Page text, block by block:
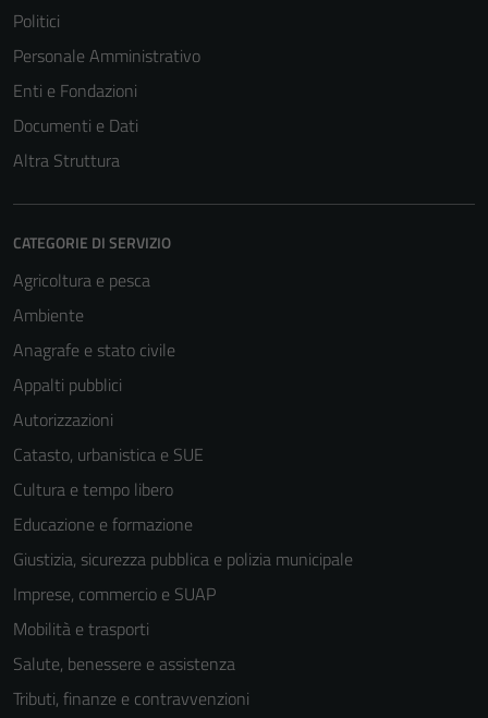
Politici
Personale Amministrativo
Enti e Fondazioni
Documenti e Dati
Altra Struttura
CATEGORIE DI SERVIZIO
Agricoltura e pesca
Ambiente
Anagrafe e stato civile
Appalti pubblici
Autorizzazioni
Catasto, urbanistica e SUE
Cultura e tempo libero
Educazione e formazione
Giustizia, sicurezza pubblica e polizia municipale
Imprese, commercio e SUAP
Mobilità e trasporti
Salute, benessere e assistenza
Tributi, finanze e contravvenzioni